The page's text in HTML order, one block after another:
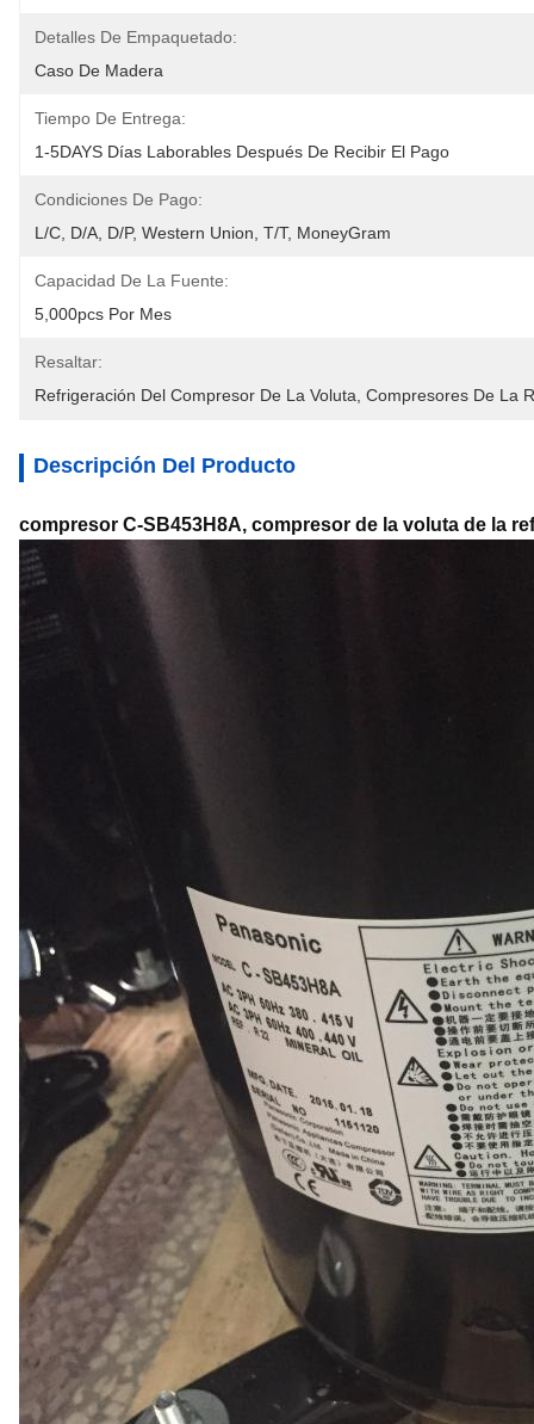
Detalles De Empaquetado:
Caso De Madera
Tiempo De Entrega:
1-5DAYS Días Laborables Después De Recibir El Pago
Condiciones De Pago:
L/C, D/A, D/P, Western Union, T/T, MoneyGram
Capacidad De La Fuente:
5,000pcs Por Mes
Resaltar:
Refrigeración Del Compresor De La Voluta Compresores De La
Descripción Del Producto
compresor C-SB453H8A, compresor de la voluta de la